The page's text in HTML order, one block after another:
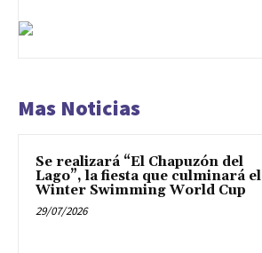
Mas Noticias
Se realizará “El Chapuzón del
Lago”, la fiesta que culminará el
Winter Swimming World Cup
29/07/2026